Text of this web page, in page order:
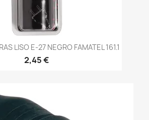
LISO E-27 NEGRO FAMATEL 161.1
2,45 €